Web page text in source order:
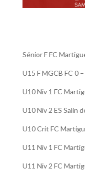
Sénior F FC
U15 F MGCB FC 0
U10 Niv 1 FC
U10 Niv 2 ES Salin
U10 Crit FC
U11 Niv 1 FC
U11 Niv 2 FC